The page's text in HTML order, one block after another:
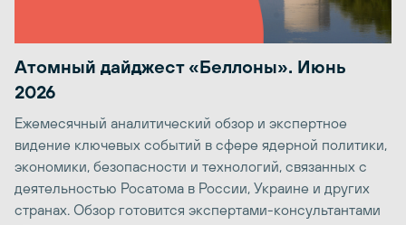
Атомный дайджест «Беллоны». Июнь
2026
Ежемесячный аналитический обзор и экспертное
видение ключевых событий в сфере ядерной политики,
экономики, безопасности и технологий, связанных с
деятельностью Росатома в России, Украине и других
странах. Обзор готовится экспертами-консультантами